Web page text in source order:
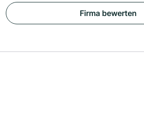
Firma bewerten